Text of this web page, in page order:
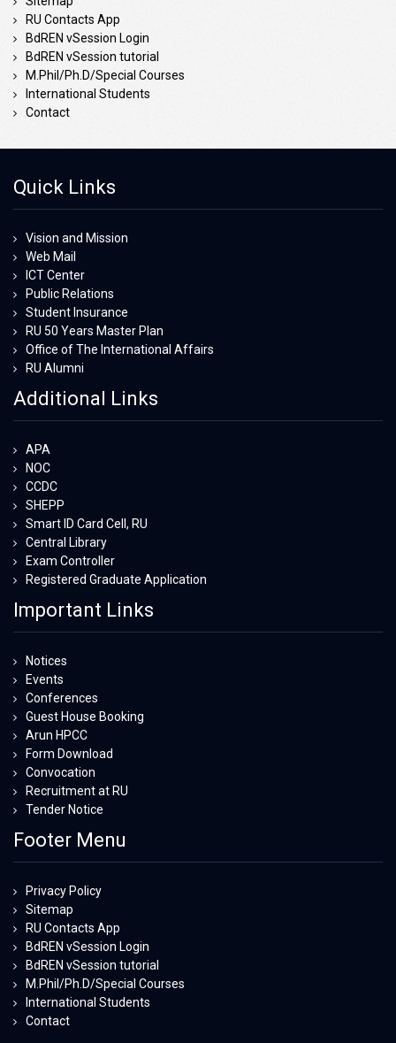
RU Contacts App
BdREN vSession Login
BdREN vSession tutorial
M.Phil/Ph.D/Special Courses
International Students
Contact
Quick Links
Vision and Mission
Web Mail
ICT Center
Public Relations
Student Insurance
RU 50 Years Master Plan
Office of The International Affairs
RU Alumni
Additional Links
APA
NOC
CCDC
SHEPP
Smart ID Card Cell, RU
Central Library
Exam Controller
Registered Graduate Application
Important Links
Notices
Events
Conferences
Guest House Booking
Arun HPCC
Form Download
Convocation
Recruitment at RU
Tender Notice
Footer Menu
Privacy Policy
Sitemap
RU Contacts App
BdREN vSession Login
BdREN vSession tutorial
M.Phil/Ph.D/Special Courses
International Students
Contact